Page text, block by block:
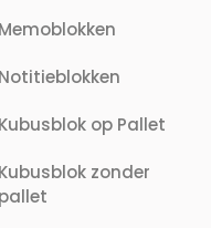
Memoblokken
Notitieblokken
Kubusblok op Pallet
Kubusblok zonder
pallet